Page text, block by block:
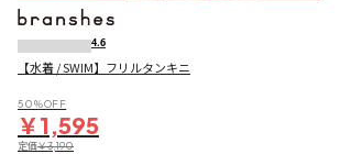
4.6
【水着 / SWIM】フリルタンキニ
50％OFF
￥1,595
定価￥3,190